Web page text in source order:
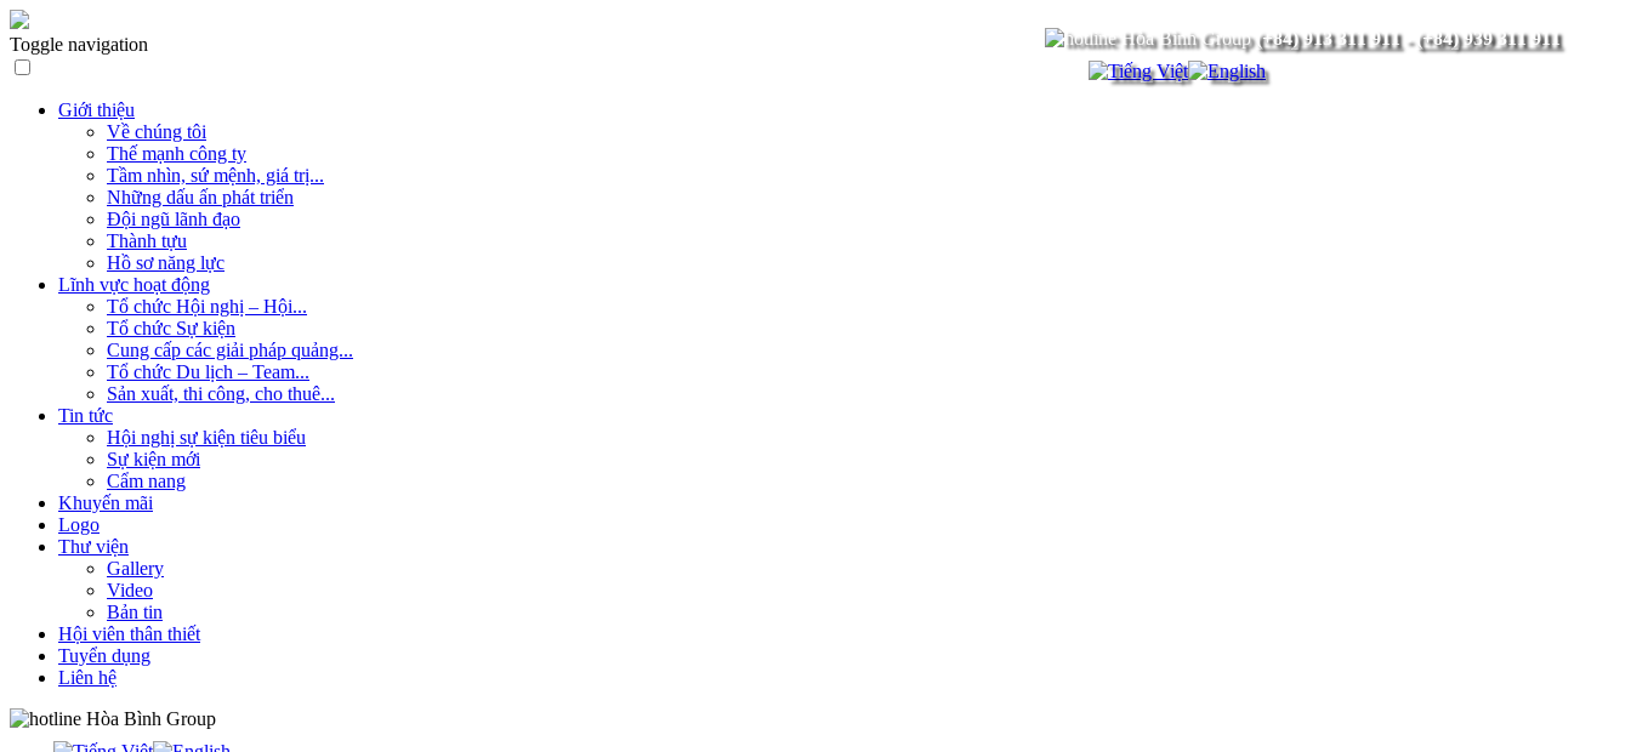
(+84) 913 311 911- (+84) 939 311 911
Toggle navigation
Giới thiệu
Về chúng tôi
Thế mạnh công ty
Tầm nhìn, sứ mệnh, giá trị...
Những dấu ấn phát triển
Đội ngũ lãnh đạo
Thành tựu
Hồ sơ năng lực
Lĩnh vực hoạt động
Tổ chức Hội nghị – Hội...
Tổ chức Sự kiện
Cung cấp các giải pháp quảng...
Tổ chức Du lịch – Team...
Sản xuất, thi công, cho thuê...
Tin tức
Hội nghị sự kiện tiêu biểu
Sự kiện mới
Cẩm nang
Khuyến mãi
Logo
Thư viện
Gallery
Video
Bản tin
Hội viên thân thiết
Tuyển dụng
Liên hệ